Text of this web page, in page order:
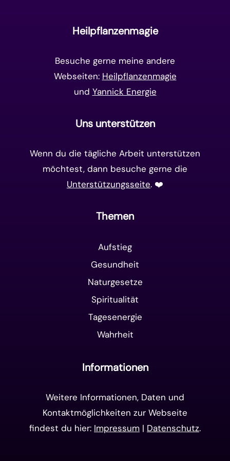
Heilpflanzenmagie
Besuche gerne meine andere
Webseiten: Heilpflanzenmagie
und Yannick Energie
Uns unterstützen
Wenn du die tägliche Arbeit unterstützen
möchtest, dann besuche gerne die
Unterstützungsseite. ❤️️
Themen
Aufstieg
Gesundheit
Naturgesetze
Spiritualität
Tagesenergie
Wahrheit
Informationen
Weitere Informationen, Daten und
Kontaktmöglichkeiten zur Webseite
findest du hier: Impressum | Datenschutz.